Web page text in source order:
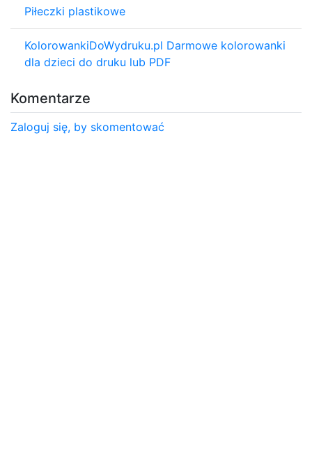
Piłeczki plastikowe
KolorowankiDoWydruku.pl Darmowe kolorowanki
dla dzieci do druku lub PDF
Komentarze
Zaloguj się, by skomentować